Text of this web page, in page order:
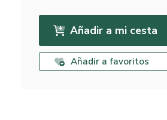
Añadir a mi cesta
Añadir a favoritos